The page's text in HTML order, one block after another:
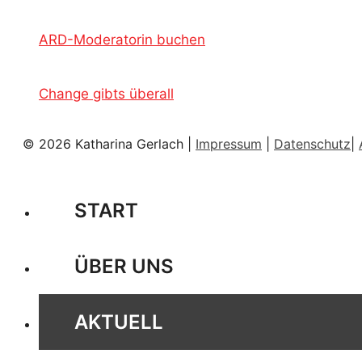
ARD-Moderatorin buchen
Change gibts überall
© 2026 Katharina Gerlach | Impressum Datenschutz
START
ÜBER UNS
AKTUELL